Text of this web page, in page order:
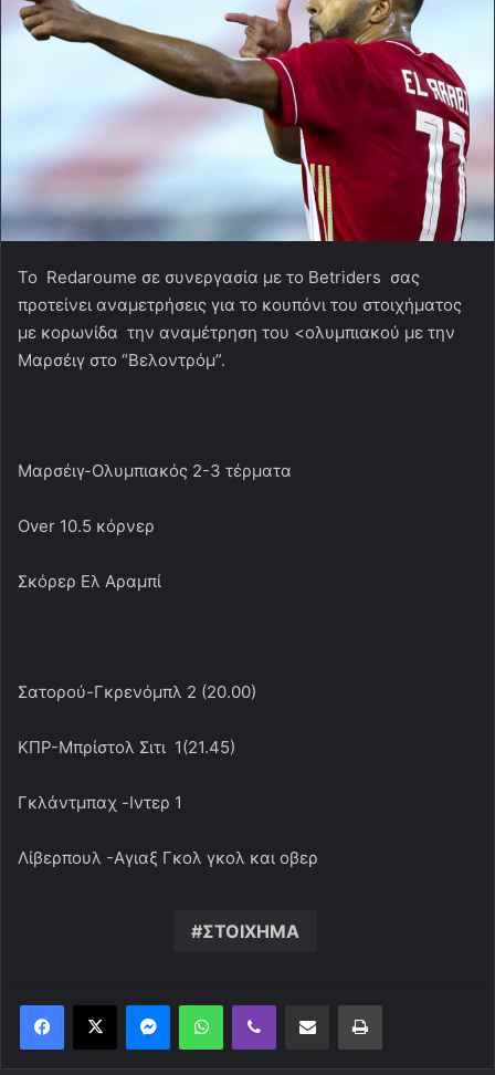
Το Redaroume σε συνεργασία με το Betriders σας
προτείνει αναμετρήσεις για το κουπόνι του στοιχήματος
με κορωνίδα την αναμέτρηση του <ολυμπιακού με την
Μαρσέιγ στο “Βελοντρόμ”.
Μαρσέιγ-Ολυμπιακός 2-3 τέρματα
Over 10.5 κόρνερ
Σκόρερ Ελ Αραμπί
Σατορού-Γκρενόμπλ 2 (20.00)
ΚΠΡ-Μπρίστολ Σιτι 1(21.45)
Γκλάντμπαχ -Ιντερ 1
Λίβερπουλ -Αγιαξ Γκολ γκολ και οβερ
ΣΤΟΙΧΗΜΑ
MessengerWhatsAppViber Κοινοποίηση μέσω ηλεκτρονικού ταχυδρομείουΕκτύπωση